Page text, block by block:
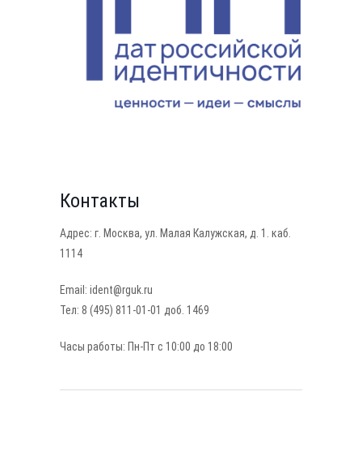
Контакты
Адрес: г. Москва, ул. Малая Калужская, д. 1. каб.
1114
Email: ident@rguk.ru
Тел: 8 (495) 811-01-01 доб. 1469
Часы работы: Пн-Пт с 10:00 до 18:00